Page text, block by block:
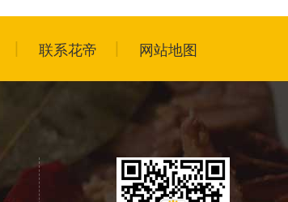
联系花帝 网站地图